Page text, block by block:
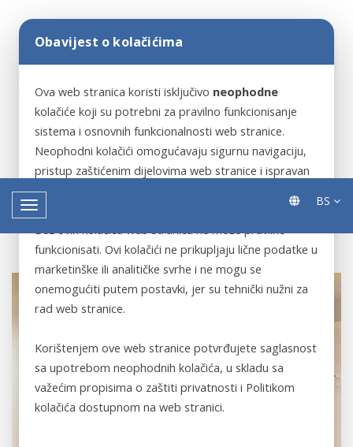
Obavijest o kolačićima
Ova web stranica koristi isključivo neophodne
kolačiće koji su potrebni za pravilno funkcionisanje
sistema i osnovnih funkcionalnosti web stranice.
Neophodni kolačići omogućavaju sigurnu navigaciju,
pristup zaštićenim dijelovima web stranice i ispravan
rad ključnih servisa.
Bez ovih kolačića web stranica ne može pravilno
funkcionisati. Ovi kolačići ne prikupljaju lične podatke u
marketinške ili analitičke svrhe i ne mogu se
onemogućiti putem postavki, jer su tehnički nužni za
rad web stranice.
Korištenjem ove web stranice potvrđujete saglasnost
sa upotrebom neophodnih kolačića, u skladu sa
važećim propisima o zaštiti privatnosti i Politikom
kolačića dostupnom na web stranici.
BS